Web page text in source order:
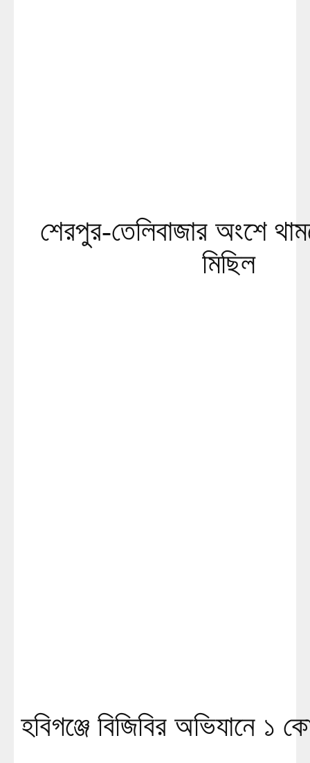
শেরপুর-তেলিবাজার অংশে
মিছিল
হবিগঞ্জে বিজিবির অভিযানে ১